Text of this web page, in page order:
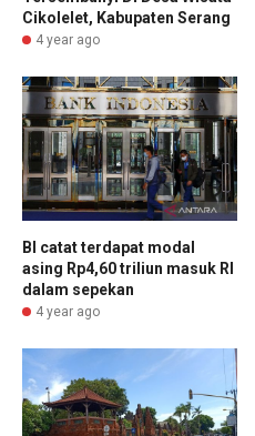
Cikolelet, Kabupaten Serang
4 year ago
BI catat terdapat modal
asing Rp4,60 triliun masuk RI
dalam sepekan
4 year ago